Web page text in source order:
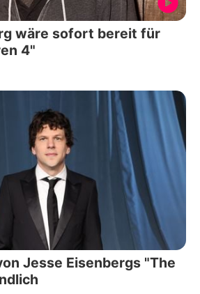
wäre sofort bereit für
4"
Jesse Eisenbergs "The